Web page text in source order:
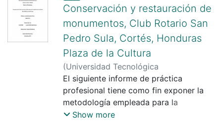
duración de la mis
Conservación y restauración de
monumentos, Club Rotario San
Pedro Sula, Cortés, Honduras
Plaza de la Cultura
(Universidad Tecnológica
Centroamericana UNITEC)Laura
Natarén Oyuela;Yohandy Rodríguez
Pereira
El siguiente informe de práctica
profesional tiene como fin exponer la
metodología empleada para la
Conservación de Monumentos dentro
Show more